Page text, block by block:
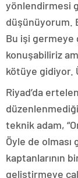
yönlendirmesi
düşünüyorum.
Bu işi germeye
konuşabiliriz
kötüye gidiyor.
Riyad’da
teknik adam,
Öyle de olması
kaptanlarının
geliştirmeye